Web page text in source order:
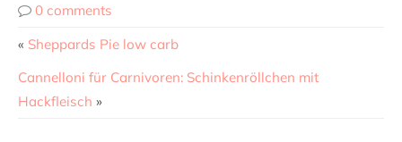
0 comments
« Sheppards Pie low carb
Cannelloni für Carnivoren: Schinkenröllchen mit
Hackfleisch »